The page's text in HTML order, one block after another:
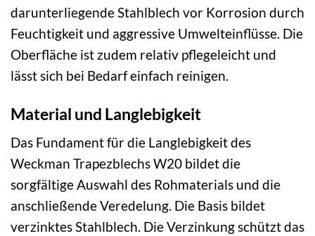
darunterliegende Stahlblech vor Korrosion durch
Feuchtigkeit und aggressive Umwelteinflüsse. Die
Oberfläche ist zudem relativ pflegeleicht und
lässt sich bei Bedarf einfach reinigen.
Material und Langlebigkeit
Das Fundament für die Langlebigkeit des
Weckman Trapezblechs W20 bildet die
sorgfältige Auswahl des Rohmaterials und die
anschließende Veredelung. Die Basis bildet
verzinktes Stahlblech. Die Verzinkung schützt das